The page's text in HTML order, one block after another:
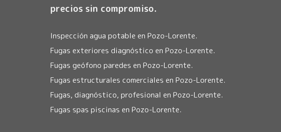
precios sin compromiso.
Inspección agua potable en Pozo-Lorente.
Fugas exteriores diagnóstico en Pozo-Lorente.
Fugas geófono paredes en Pozo-Lorente.
Fugas estructurales comerciales en Pozo-Lorente.
Fugas, diagnóstico, profesional en Pozo-Lorente.
Fugas spas piscinas en Pozo-Lorente.